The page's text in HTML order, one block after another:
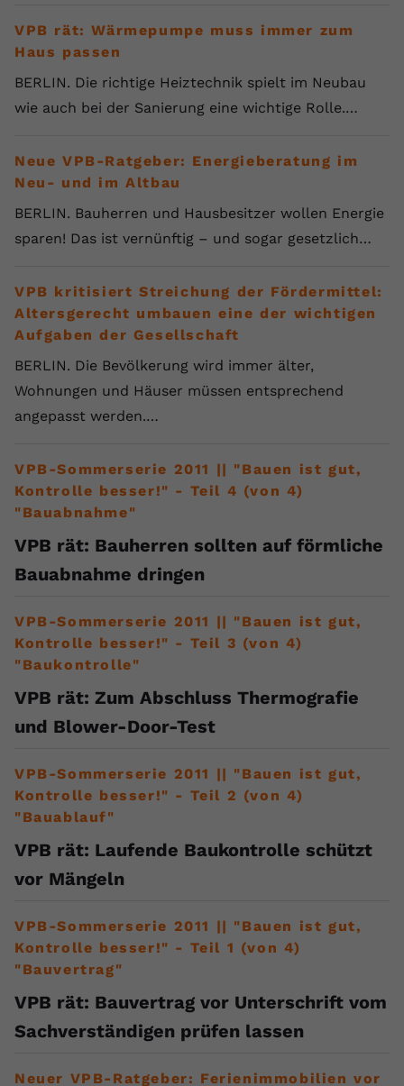
VPB rät: Wärmepumpe muss immer zum
Haus passen
BERLIN. Die richtige Heiztechnik spielt im Neubau
wie auch bei der Sanierung eine wichtige Rolle.…
Neue VPB-Ratgeber: Energieberatung im
Neu- und im Altbau
BERLIN. Bauherren und Hausbesitzer wollen Energie
sparen! Das ist vernünftig – und sogar gesetzlich…
VPB kritisiert Streichung der Fördermittel:
Altersgerecht umbauen eine der wichtigen
Aufgaben der Gesellschaft
BERLIN. Die Bevölkerung wird immer älter,
Wohnungen und Häuser müssen entsprechend
angepasst werden.…
VPB-Sommerserie 2011 || "Bauen ist gut,
Kontrolle besser!" - Teil 4 (von 4)
"Bauabnahme"
VPB rät: Bauherren sollten auf förmliche
Bauabnahme dringen
VPB-Sommerserie 2011 || "Bauen ist gut,
Kontrolle besser!" - Teil 3 (von 4)
"Baukontrolle"
VPB rät: Zum Abschluss Thermografie
und Blower-Door-Test
VPB-Sommerserie 2011 || "Bauen ist gut,
Kontrolle besser!" - Teil 2 (von 4)
"Bauablauf"
VPB rät: Laufende Baukontrolle schützt
vor Mängeln
VPB-Sommerserie 2011 || "Bauen ist gut,
Kontrolle besser!" - Teil 1 (von 4)
"Bauvertrag"
VPB rät: Bauvertrag vor Unterschrift vom
Sachverständigen prüfen lassen
Neuer VPB-Ratgeber: Ferienimmobilien vor